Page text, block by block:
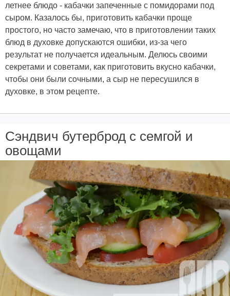
летнее блюдо - кабачки запеченные с помидорами под
сыром. Казалось бы, приготовить кабачки проще
простого, но часто замечаю, что в приготовлении таких
блюд в духовке допускаются ошибки, из-за чего
результат не получается идеальным. Делюсь своими
секретами и советами, как приготовить вкусно кабачки,
чтобы они были сочными, а сыр не пересушился в
духовке, в этом рецепте.
Сэндвич бутерброд с семгой и
овощами